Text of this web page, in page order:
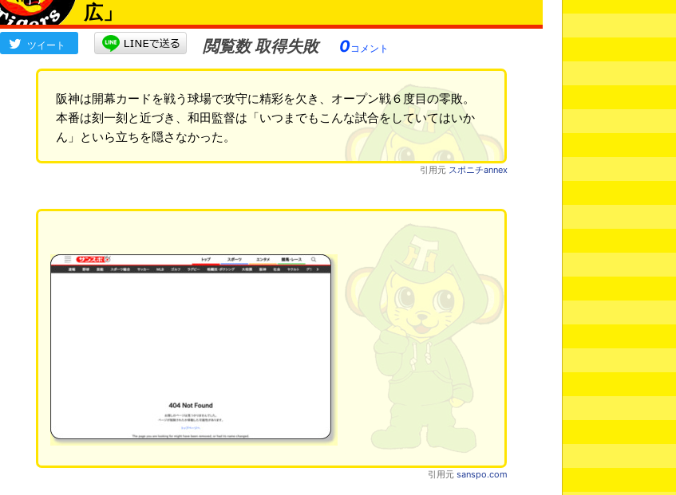
広」
ツイート 閲覧数 取得失敗 0コメント
阪神は開幕カードを戦う球場で攻守に精彩を欠き、オープン戦６度目の零敗。
本番は刻一刻と近づき、和田監督は「いつまでもこんな試合をしていてはいか
ん」といら立ちを隠さなかった。
引用元 スポニチannex
引用元 sanspo.com